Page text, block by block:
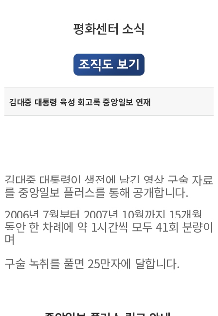
평화센터 소식
김대중 대통령 육성 회고록 중앙일보 연재
김대중 대통령이 생전에 남긴 영상 구술 자료
를 중앙일보 플러스를 통해 공개합니다.
2006년 7월부터 2007년 10월까지 15개월
동안 한 차례에 약 1시간씩 모두 41회 분량이
며
구술 녹취를 풀면 25만자에 달합니다.